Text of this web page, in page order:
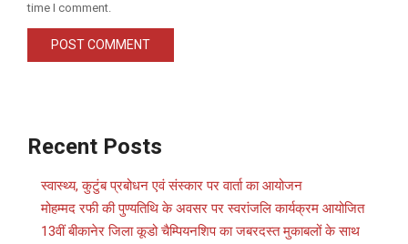
time I comment.
Recent Posts
स्वास्थ्य, कुटुंब प्रबोधन एवं संस्कार पर वार्ता का आयोजन
मोहम्मद रफी की पुण्यतिथि के अवसर पर स्वरांजलि कार्यक्रम आयोजित
13वीं बीकानेर जिला कूडो चैम्पियनशिप का जबरदस्त मुकाबलों के साथ